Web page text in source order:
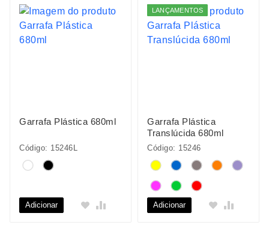
Garrafa Plástica 680ml
Código: 15246L
Adicionar
LANÇAMENTOS
Garrafa Plástica
Translúcida 680ml
Código: 15246
Adicionar